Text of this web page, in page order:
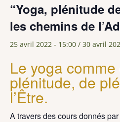
“Yoga, plénitude
les chemins de
25 avril 2022 - 15:00 / 30 avril
Le yoga
plénitude, de
l’Être.
A travers des cours donnés par